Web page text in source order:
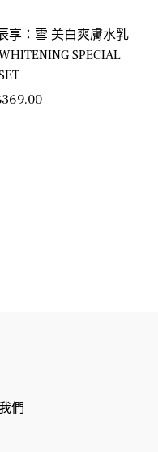
享：雪 美白爽膚水乳
SPECIAL
們